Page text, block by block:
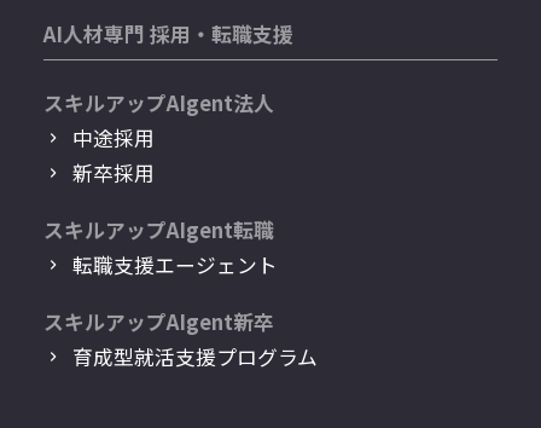
AI人材専門 採用・転職支援
スキルアップAIgent法人
中途採用
新卒採用
スキルアップAIgent転職
転職支援エージェント
スキルアップAIgent新卒
育成型就活支援プログラム